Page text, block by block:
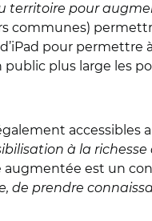
territoire pour
communes)
pour permettre
plus large les
accessibles
à la
est un
de prendre